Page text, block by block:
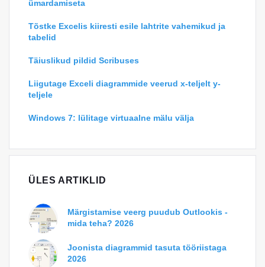
ümardamiseta
Tõstke Excelis kiiresti esile lahtrite vahemikud ja
tabelid
Täiuslikud pildid Scribuses
Liigutage Exceli diagrammide veerud x-teljelt y-
teljele
Windows 7: lülitage virtuaalne mälu välja
ÜLES ARTIKLID
Märgistamise veerg puudub Outlookis -
mida teha? 2026
Joonista diagrammid tasuta tööriistaga
2026